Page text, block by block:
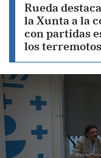
Rueda
la Xunta a la
con partidas
los terremotos